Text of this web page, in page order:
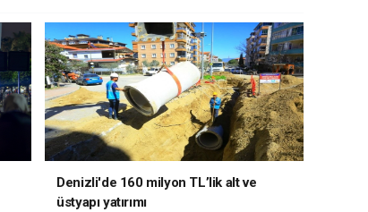
Denizli'de 160 milyon TL’lik alt ve
üstyapı yatırımı